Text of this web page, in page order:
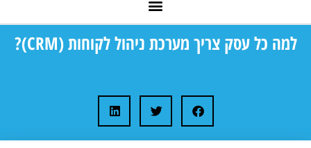
למה כל עסק צריך מערכת ניהול לקוחות (CRM)?